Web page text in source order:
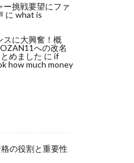
ー挑戦要望にファ
に what is
スに大興奮！概
への改名
めました に if
how much money
の役割と重要性